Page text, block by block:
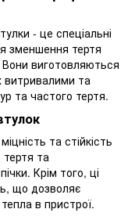
- це спеціальні
зменшення тертя
виготовляються
витривалими та
та частого тертя.
та стійкість
та
Крім того, ці
що дозволяє
в пристрої.